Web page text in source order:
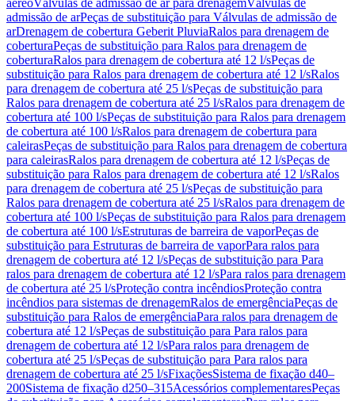
aéreoVálvulas de admissão de ar para drenagemVálvulas de
admissão de arPeças de substituição para Válvulas de admissão de
arDrenagem de cobertura Geberit PluviaRalos para drenagem de
coberturaPeças de substituição para Ralos para drenagem de
coberturaRalos para drenagem de cobertura até 12 l/sPeças de
substituição para Ralos para drenagem de cobertura até 12 l/sRalos
para drenagem de cobertura até 25 l/sPeças de substituição para
Ralos para drenagem de cobertura até 25 l/sRalos para drenagem de
cobertura até 100 l/sPeças de substituição para Ralos para drenagem
de cobertura até 100 l/sRalos para drenagem de cobertura para
caleirasPeças de substituição para Ralos para drenagem de cobertura
para caleirasRalos para drenagem de cobertura até 12 l/sPeças de
substituição para Ralos para drenagem de cobertura até 12 l/sRalos
para drenagem de cobertura até 25 l/sPeças de substituição para
Ralos para drenagem de cobertura até 25 l/sRalos para drenagem de
cobertura até 100 l/sPeças de substituição para Ralos para drenagem
de cobertura até 100 l/sEstruturas de barreira de vaporPeças de
substituição para Estruturas de barreira de vaporPara ralos para
drenagem de cobertura até 12 l/sPeças de substituição para Para
ralos para drenagem de cobertura até 12 l/sPara ralos para drenagem
de cobertura até 25 l/sProteção contra incêndiosProteção contra
incêndios para sistemas de drenagemRalos de emergênciaPeças de
substituição para Ralos de emergênciaPara ralos para drenagem de
cobertura até 12 l/sPeças de substituição para Para ralos para
drenagem de cobertura até 12 l/sPara ralos para drenagem de
cobertura até 25 l/sPeças de substituição para Para ralos para
drenagem de cobertura até 25 l/sFixaçõesSistema de fixação d40–
200Sistema de fixação d250–315Acessórios complementaresPeças